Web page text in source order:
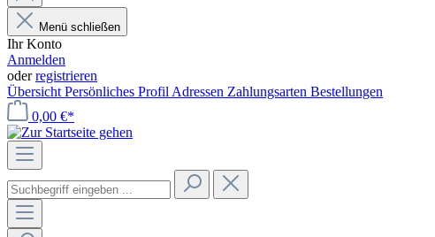
Menü schließen
Ihr Konto
Anmelden
oderregistrieren
Übersicht Persönliches Profil Adressen Zahlungsarten Bestellungen
0,00 €*